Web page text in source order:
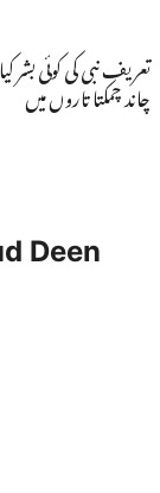
تعریف نبی کی کوئی
چاند چمکتا تاروں میں
Deen